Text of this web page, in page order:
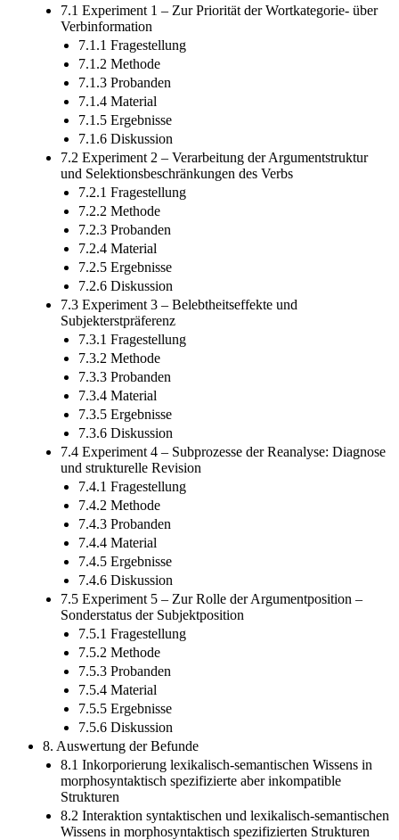
7.1 Experiment 1 – Zur Priorität der Wortkategorie- über
Verbinformation
7.1.1 Fragestellung
7.1.2 Methode
7.1.3 Probanden
7.1.4 Material
7.1.5 Ergebnisse
7.1.6 Diskussion
7.2 Experiment 2 – Verarbeitung der Argumentstruktur
und Selektionsbeschränkungen des Verbs
7.2.1 Fragestellung
7.2.2 Methode
7.2.3 Probanden
7.2.4 Material
7.2.5 Ergebnisse
7.2.6 Diskussion
7.3 Experiment 3 – Belebtheitseffekte und
Subjekterstpräferenz
7.3.1 Fragestellung
7.3.2 Methode
7.3.3 Probanden
7.3.4 Material
7.3.5 Ergebnisse
7.3.6 Diskussion
7.4 Experiment 4 – Subprozesse der Reanalyse: Diagnose
und strukturelle Revision
7.4.1 Fragestellung
7.4.2 Methode
7.4.3 Probanden
7.4.4 Material
7.4.5 Ergebnisse
7.4.6 Diskussion
7.5 Experiment 5 – Zur Rolle der Argumentposition –
Sonderstatus der Subjektposition
7.5.1 Fragestellung
7.5.2 Methode
7.5.3 Probanden
7.5.4 Material
7.5.5 Ergebnisse
7.5.6 Diskussion
8. Auswertung der Befunde
8.1 Inkorporierung lexikalisch-semantischen Wissens in
morphosyntaktisch spezifizierte aber inkompatible
Strukturen
8.2 Interaktion syntaktischen und lexikalisch-semantischen
Wissens in morphosyntaktisch spezifizierten Strukturen